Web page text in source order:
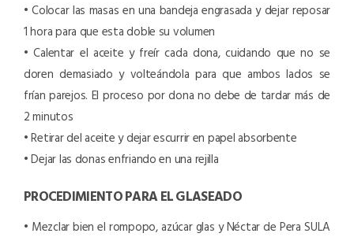
• Colocar las masas en una bandeja engrasada y dejar reposar
1 hora para que esta doble su volumen
• Calentar el aceite y freír cada dona, cuidando que no se
doren demasiado y volteándola para que ambos lados se
frían parejos. El proceso por dona no debe de tardar más de
2 minutos
• Retirar del aceite y dejar escurrir en papel absorbente
• Dejar las donas enfriando en una rejilla
PROCEDIMIENTO PARA EL GLASEADO
• Mezclar bien el rompopo, azúcar glas y Néctar de Pera SULA